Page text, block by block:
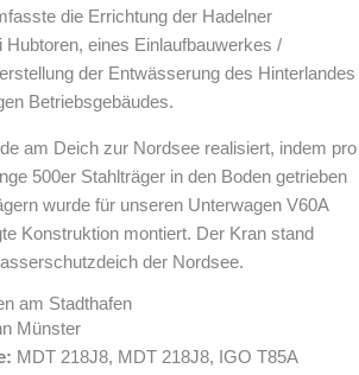
die Errichtung der Hadelner
Hubtoren, eines Einlaufbauwerkes /
der Entwässerung des Hinterlandes
Betriebsgebäudes.
am Deich zur Nordsee realisiert, indem pro
500er Stahlträger in den Boden getrieben
wurde für unseren Unterwagen V60A
Konstruktion montiert. Der Kran stand
der Nordsee.
am Stadthafen
Münster
MDT 218J8, MDT 218J8, IGO T85A